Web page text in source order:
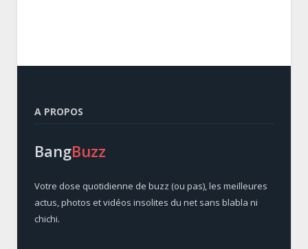
A PROPOS
BangBuzz
Votre dose quotidienne de buzz (ou pas), les meilleures
actus, photos et vidéos insolites du net sans blabla ni
chichi.